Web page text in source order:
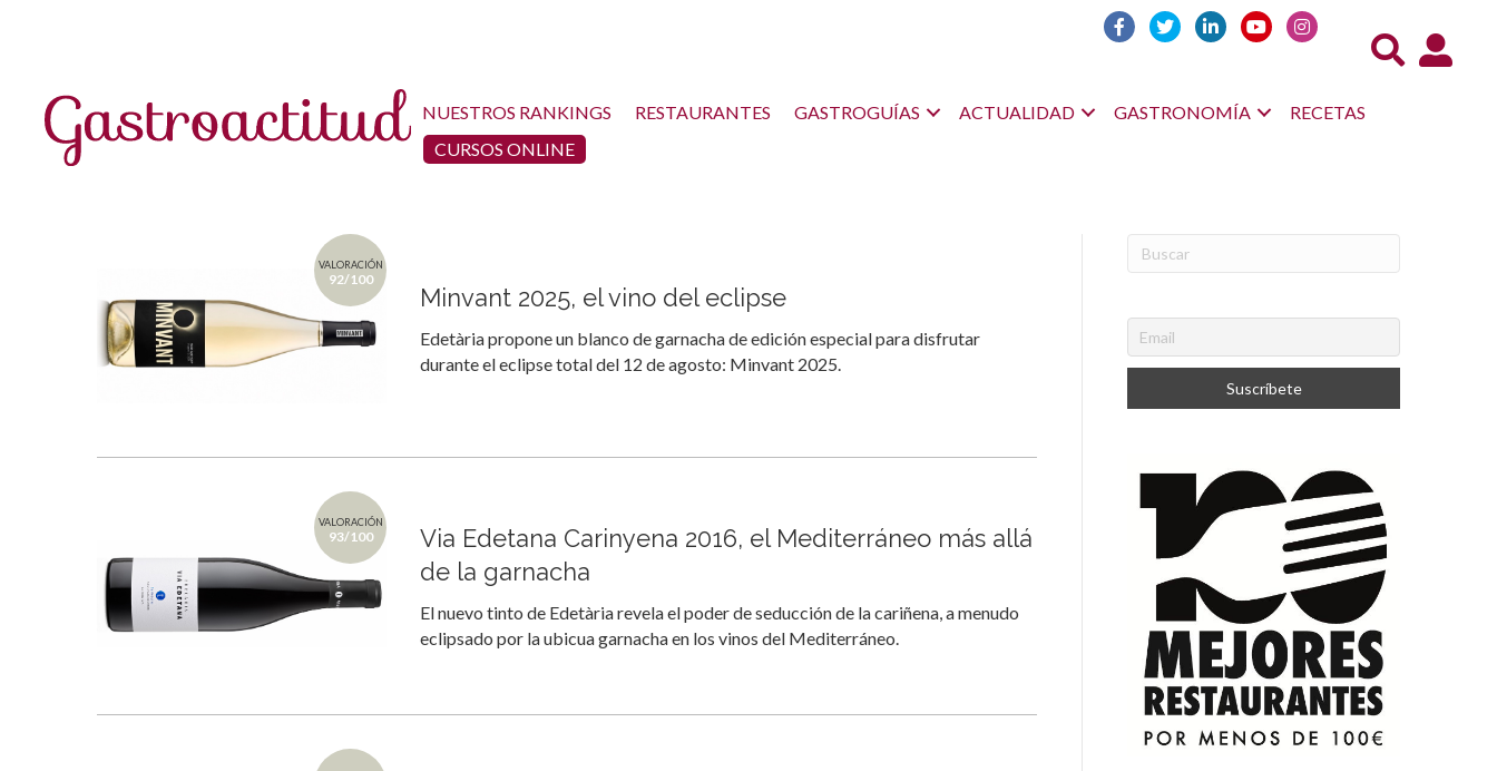
Acceso
NUESTROS RANKINGS RESTAURANTES GASTROGUÍAS ACTUALIDAD GASTRONOMÍA
RECETAS
CURSOS ONLINE
VALORACIÓN
92/100
Minvant 2025, el vino del eclipse
Edetària propone un blanco de garnacha de edición especial para disfrutar
durante el eclipse total del 12 de agosto: Minvant 2025.
VALORACIÓN
93/100
Via Edetana Carinyena 2016, el Mediterráneo más allá
de la garnacha
El nuevo tinto de Edetària revela el poder de seducción de la cariñena, a menudo
eclipsado por la ubicua garnacha en los vinos del Mediterráneo.